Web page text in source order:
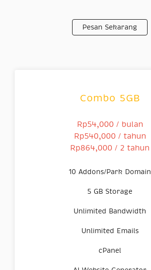
Pesan Sekarang
Combo 5GB
Rp54,000 / bulan
Rp540,000 / tahun
Rp864,000 / 2 tahun
10 Addons/Park Domain
5 GB Storage
Unlimited Bandwidth
Unlimited Emails
cPanel